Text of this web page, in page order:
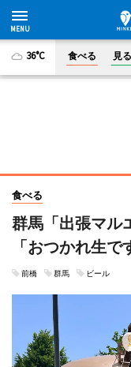
36°C 食べる 見
食べる
群馬「出張マ
「おつかれ生で
前橋 群馬 ビール